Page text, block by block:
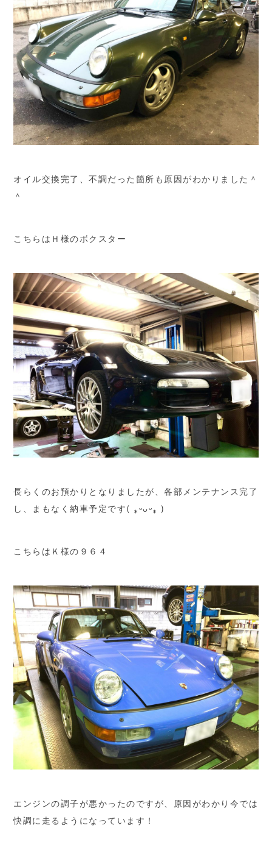
オイル交換完了、不調だった箇所も原因がわかりました＾
＾
こちらはＨ様のボクスター
長らくのお預かりとなりましたが、各部メンテナンス完了
し、まもなく納車予定です( ⁎ᵕᴗᵕ⁎ )
こちらはＫ様の９６４
エンジンの調子が悪かったのですが、原因がわかり今では
快調に走るようになっています！